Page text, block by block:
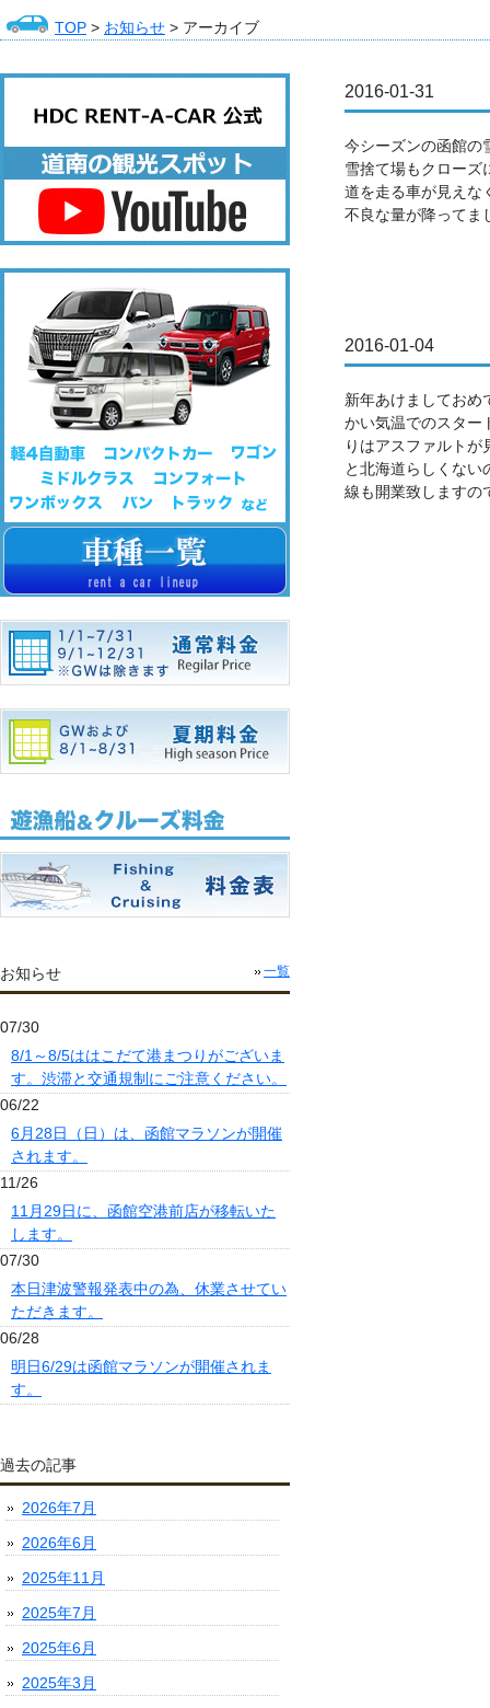
TOP > お知らせ > アーカイブ
2016-01-31
今シーズンの函館の
雪捨て場もクローズ
道を走る車が見えな
不良な量が降ってま
2016-01-04
新年あけましておめ
かい気温でのスター
りはアスファルト
と北海道らしくな
線も開業致しますの
お知らせ 一覧
07/30
8/1～8/5ははこだて港まつりがございま
す。渋滞と交通規制にご注意ください。
06/22
6月28日（日）は、函館マラソンが開催
されます。
11/26
11月29日に、函館空港前店が移転いた
します。
07/30
本日津波警報発表中の為、休業させてい
ただきます。
06/28
明日6/29は函館マラソンが開催されま
す。
過去の記事
2026年7月
2026年6月
2025年11月
2025年7月
2025年6月
2025年3月